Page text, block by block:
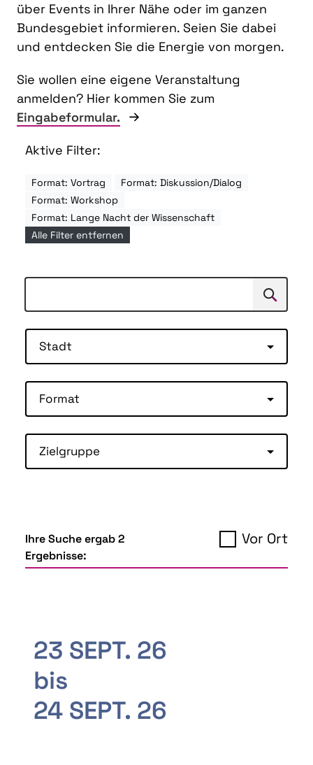
über Events in Ihrer Nähe oder im ganzen
Bundesgebiet informieren. Seien Sie dabei
und entdecken Sie die Energie von morgen.
Sie wollen eine eigene Veranstaltung
anmelden? Hier kommen Sie zum
Eingabeformular.
Aktive Filter:
Format: Vortrag
Format: Diskussion/Dialog
Format: Workshop
Format: Lange Nacht der Wissenschaft
Alle Filter entfernen
Suchen
Stadt
Format
Zielgruppe
Ihre Suche ergab 2
Ergebnisse:
Vor Ort
23 SEPT. 26
bis
24 SEPT. 26